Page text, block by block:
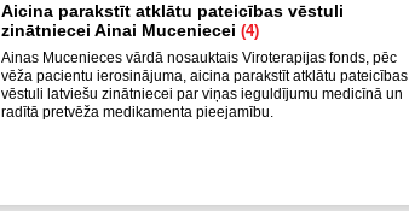
Aicina parakstīt atklātu pateicības vēstuli
zinātniecei Ainai Muceniecei (4)
Ainas Mucenieces vārdā nosauktais Viroterapijas fonds, pēc
vēža pacientu ierosinājuma, aicina parakstīt atklātu pateicības
vēstuli latviešu zinātniecei par viņas ieguldījumu medicīnā un
radītā pretvēža medikamenta pieejamību.